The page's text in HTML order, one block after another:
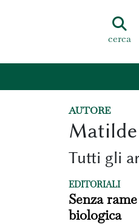
cerca
AUTORE
Tutti gli
EDITORIALI
Senza
biologica